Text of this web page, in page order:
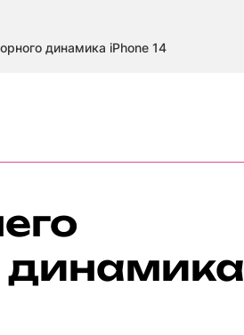
динамика iPhone 14
динамика